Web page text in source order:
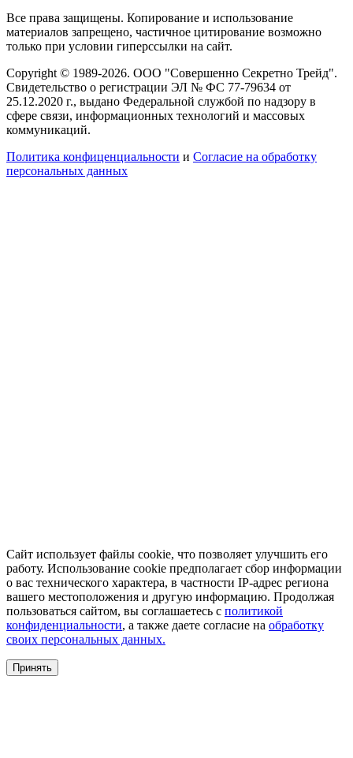
Все права защищены. Копирование и использование
материалов запрещено, частичное цитирование возможно
только при условии гиперссылки на сайт.
Copyright © 1989-2026. ООО "Совершенно Секретно Трейд".
Свидетельство о регистрации ЭЛ № ФС 77-79634 от
25.12.2020 г., выдано Федеральной службой по надзору в
сфере связи, информационных технологий и массовых
коммуникаций.
Политика конфиценциальности и Согласие на обработку
персональных данных
Сайт использует файлы cookie, что позволяет улучшить его
работу. Использование cookie предполагает сбор информации
о вас технического характера, в частности IP-адрес региона
вашего местоположения и другую информацию. Продолжая
пользоваться сайтом, вы соглашаетесь с политикой
конфиденциальности, а также даете согласие на обработку
своих персональных данных.
Принять